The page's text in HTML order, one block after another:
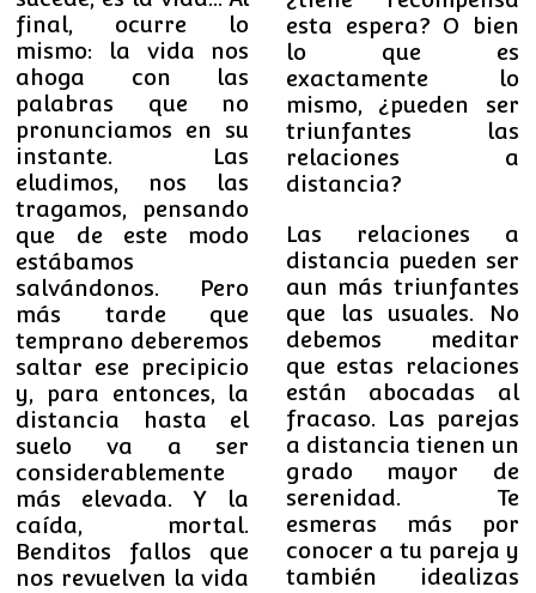
final, ocurre lo
mismo: la vida nos
ahoga con las
palabras que no
pronunciamos en su
instante. Las
eludimos, nos las
tragamos, pensando
que de este modo
estábamos
salvándonos. Pero
más tarde que
temprano deberemos
saltar ese precipicio
y, para entonces, la
distancia hasta el
suelo va a ser
considerablemente
más elevada. Y la
caída, mortal.
Benditos fallos que
nos revuelven la vida
esta espera? O bien
lo que es
exactamente lo
mismo, ¿pueden ser
triunfantes las
relaciones a
distancia?
Las relaciones a
distancia pueden ser
aun más triunfantes
que las usuales. No
debemos meditar
que estas relaciones
están abocadas al
fracaso. Las parejas
a distancia tienen un
grado mayor de
serenidad. Te
esmeras más por
conocer a tu pareja y
también idealizas